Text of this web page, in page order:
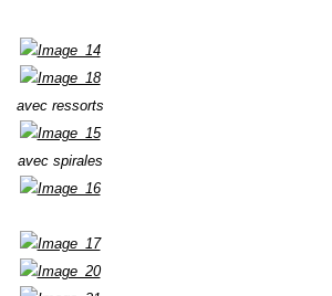
avec ressorts
avec spirales